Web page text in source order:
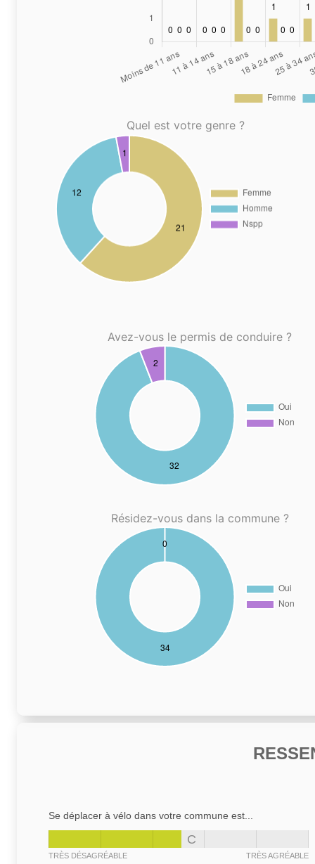
Quel est votre genre ?
Avez-vous le permis de conduire ?
Résidez-vous dans la commune ?
Se déplacer à vélo dans votre commune est...
C
TRÈS DÉSAGRÉABLE TRÈS AGRÉABLE